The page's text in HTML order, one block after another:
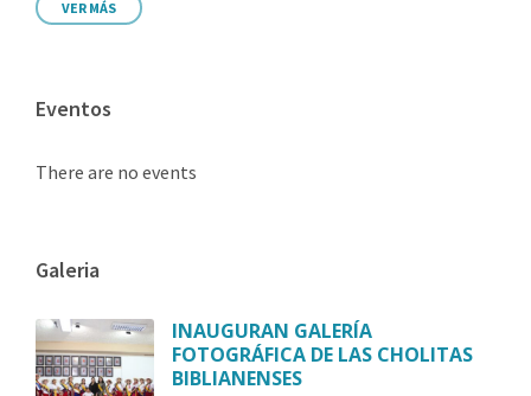
VER MÁS
Eventos
There are no events
Galeria
INAUGURAN GALERÍA
FOTOGRÁFICA DE LAS CHOLITAS
BIBLIANENSES